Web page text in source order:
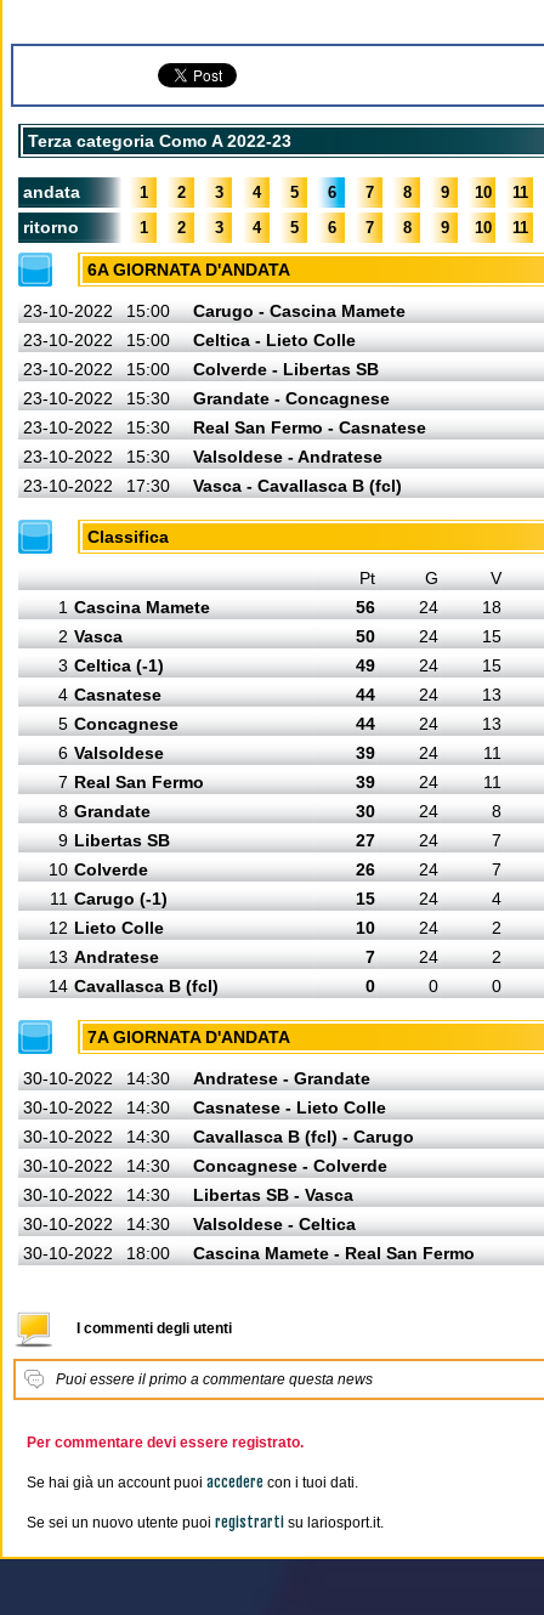
Terza categoria Como A 2022-23
andata 1 2 3 4 5 6 7 8 9 10 11
ritorno 1 2 3 4 5 6 7 8 9 10 11
6A GIORNATA D'ANDATA
23-10-2022 15:00
Carugo - Cascina Mamete
23-10-2022
15:00
Celtica - Lieto Colle
23-10-2022
15:00
Colverde - Libertas SB
23-10-2022
15:30
Grandate - Concagnese
23-10-2022
15:30
Real San Fermo - Casnatese
23-10-2022
15:30
Valsoldese - Andratese
23-10-2022
17:30 Vasca - Cavallasca B (fcl)
Classifica
Pt G
V
1 Cascina Mamete 56 24
18
2 Vasca 50 24
15
3 Celtica (-1) 49 24
15
4 Casnatese 44 24
13
5 Concagnese 44 24
13
6 Valsoldese 39 24
11
7 Real San Fermo 39 24
11
8 Grandate 30 24
8
9 Libertas SB 27 24
7
10 Colverde 26 24
7
11 Carugo (-1) 15 24
4
12 Lieto Colle 10 24
2
13 Andratese 7 24
2
14 Cavallasca B (fcl) 0 0 0
7A GIORNATA D'ANDATA
30-10-2022 14:30
Andratese - Grandate
30-10-2022
14:30
Casnatese - Lieto Colle
30-10-2022
14:30
Cavallasca B (fcl) - Carugo
30-10-2022
14:30
Concagnese - Colverde
30-10-2022
14:30
Libertas SB - Vasca
30-10-2022
14:30
Valsoldese - Celtica
30-10-2022
18:00 Cascina Mamete - Real San Fermo
I commenti degli utenti
Puoi essere il primo a commentare questa news
Per commentare devi essere registrato.
Se hai già un account puoi accedere con i tuoi dati.
Se sei un nuovo utente puoi registrarti su lariosport.it.